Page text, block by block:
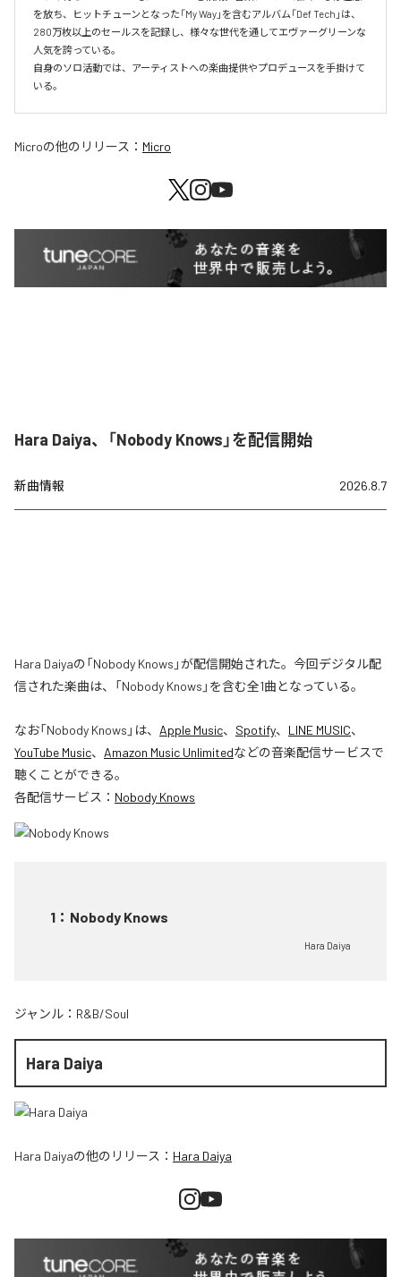
を放ち、ヒットチューンとなった「My Way」を含むアルバム「Def Tech」は、
280万枚以上のセールスを記録し、様々な世代を通してエヴァーグリーンな
人気を誇っている。
自身のソロ活動では、アーティストへの楽曲提供やプロデュースを手掛けて
いる。
Microの他のリリース： Micro
Hara Daiya、「Nobody Knows」を配信開始
新曲情報 2026.8.7
Hara Daiyaの「Nobody Knows」が配信開始された。今回デジタル配
信された楽曲は、「Nobody Knows」を含む全1曲となっている。
なお「Nobody Knows 」は、 Apple Music、 Spotify、 LINE MUSIC、
YouTube Music、 Amazon Music Unlimitedなどの音楽配信サービスで
聴くことができる。
各配信サービス： Nobody Knows
1 ： Nobody Knows
Hara Daiya
ジャンル： R&B/Soul
Hara Daiya
Hara Daiyaの他のリリース： Hara Daiya